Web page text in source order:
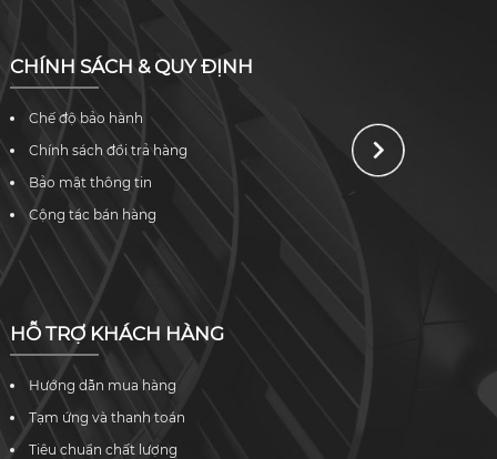
CHÍNH SÁCH & QUY ĐỊNH
Chế độ bảo hành
Chính sách đổi trả hàng
Bảo mật thông tin
Cộng tác bán hàng
HỖ TRỢ KHÁCH HÀNG
Hướng dẫn mua hàng
Tạm ứng và thanh toán
Tiêu chuẩn chất lượng